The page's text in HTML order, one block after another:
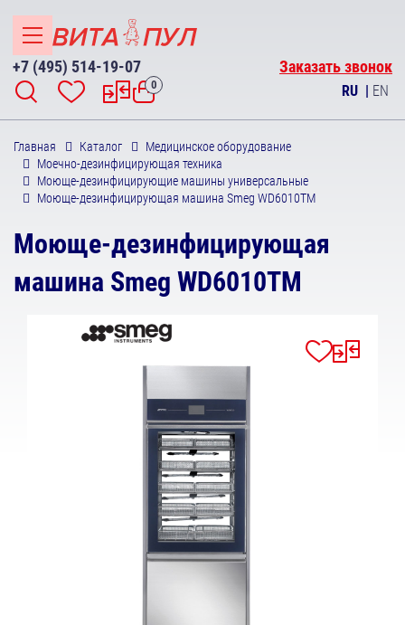
+7 (495) 514-19-07 Заказать звонок
0 RU | EN
Главная Каталог
Медицинское оборудование
Моечно-дезинфицирующая техника
Моюще-дезинфицирующие машины универсальные
Моюще-дезинфицирующая машина Smeg WD6010ТМ
Моюще-дезинфицирующая
машина Smeg WD6010ТМ